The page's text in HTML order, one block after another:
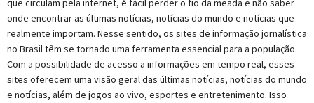
que circulam pela internet, é fácil perder o fio da meada e não saber
onde encontrar as últimas notícias, notícias do mundo e notícias que
realmente importam. Nesse sentido, os sites de informação jornalística
no Brasil têm se tornado uma ferramenta essencial para a população.
Com a possibilidade de acesso a informações em tempo real, esses
sites oferecem uma visão geral das últimas notícias, notícias do mundo
e notícias, além de jogos ao vivo, esportes e entretenimento. Isso